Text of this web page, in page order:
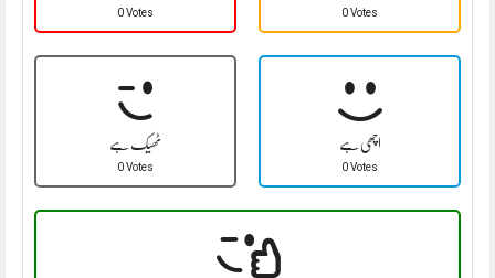
0 Votes 0 Votes
ٹھیک ہے
0 Votes
اچھی ہے
0 Votes